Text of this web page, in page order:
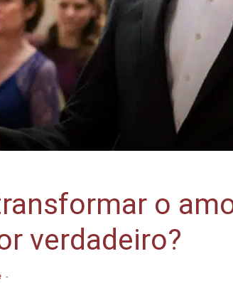
o
verdadeiro?
-